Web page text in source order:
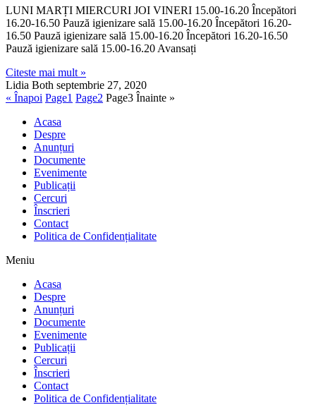
LUNI MARȚI MIERCURI JOI VINERI 15.00-16.20 Începători
16.20-16.50 Pauză igienizare sală 15.00-16.20 Începători 16.20-
16.50 Pauză igienizare sală 15.00-16.20 Începători 16.20-16.50
Pauză igienizare sală 15.00-16.20 Avansați
Citeste mai mult »
Lidia Both septembrie 27, 2020
« Înapoi Page1 Page2 Page3 Înainte »
Acasa
Despre
Anunțuri
Documente
Evenimente
Publicații
Cercuri
Înscrieri
Contact
Politica de Confidențialitate
Meniu
Acasa
Despre
Anunțuri
Documente
Evenimente
Publicații
Cercuri
Înscrieri
Contact
Politica de Confidențialitate